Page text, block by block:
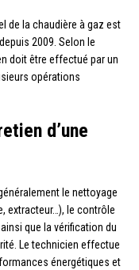
de la chaudière à gaz est
2009. Selon le
doit être effectué par un
opérations
d’une
le nettoyage
extracteur…), le contrôle
que la vérification du
Le technicien effectue
énergétiques et